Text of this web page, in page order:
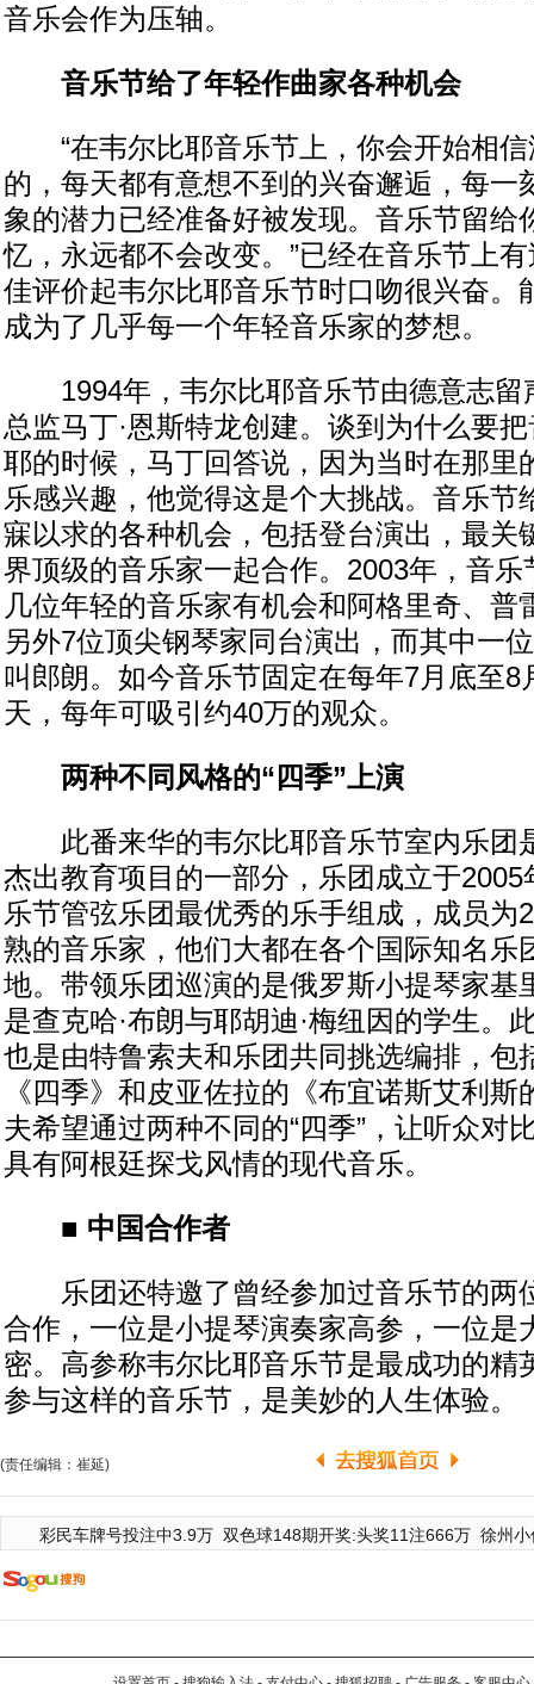
音乐会作为压轴。
音乐节给了年轻作曲家各种机会
“在韦尔比耶音乐节上，你会开始相信
的，每天都有意想不到的兴奋邂逅，每一
象的潜力已经准备好被发现。音乐节留给
忆，永远都不会改变。”已经在音乐节上
佳评价起韦尔比耶音乐节时口吻很兴奋。
成为了几乎每一个年轻音乐家的梦想。
1994年，韦尔比耶音乐节由德意志留
总监马丁·恩斯特龙创建。谈到为什么要
耶的时候，马丁回答说，因为当时在那里
乐感兴趣，他觉得这是个大挑战。音乐节
寐以求的各种机会，包括登台演出，最关
界顶级的音乐家一起合作。2003年，音乐
几位年轻的音乐家有机会和阿格里奇、普
另外7位顶尖钢琴家同台演出，而其中一
叫郎朗。如今音乐节固定在每年7月底至8
天，每年可吸引约40万的观众。
两种不同风格的“四季”上演
此番来华的韦尔比耶音乐节室内乐团
杰出教育项目的一部分，乐团成立于
乐节管弦乐团最优秀的乐手组成，成员为
熟的音乐家，他们大都在各个国际知名乐
地。带领乐团巡演的是俄罗斯小提琴家基
是查克哈·布朗与耶胡迪·梅纽因的学生。
也是由特鲁索夫和乐团共同挑选编排，包
《四季》和皮亚佐拉的《布宜诺斯艾利斯
夫希望通过两种不同的“四季”，让听众对
具有阿根廷探戈风情的现代音乐。
■ 中国合作者
乐团还特邀了曾经参加过音乐节的两
合作，一位是小提琴演奏家高参，一位是
密。高参称韦尔比耶音乐节是最成功的精
参与这样的音乐节，是美妙的人生体验。
(责任编辑：崔延)
彩民车牌号投注中3.9万 双色球148期开奖:头奖11注666万 徐州